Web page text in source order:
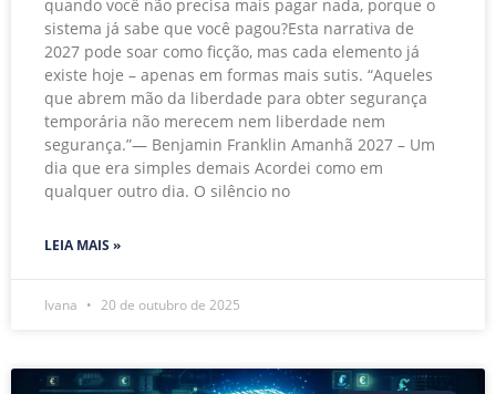
quando você não precisa mais pagar nada, porque o
sistema já sabe que você pagou?Esta narrativa de
2027 pode soar como ficção, mas cada elemento já
existe hoje – apenas em formas mais sutis. “Aqueles
que abrem mão da liberdade para obter segurança
temporária não merecem nem liberdade nem
segurança.”— Benjamin Franklin Amanhã 2027 – Um
dia que era simples demais Acordei como em
qualquer outro dia. O silêncio no
LEIA MAIS »
Ivana 20 de outubro de 2025